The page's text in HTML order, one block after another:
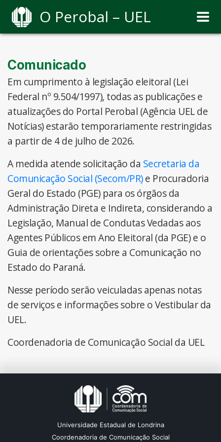
O Perobal – UEL
Comunicado
Em cumprimento à legislação eleitoral (Lei
Federal nº 9.504/1997), todas as publicações e
atualizações do Portal Perobal (Agência UEL de
Notícias) estarão temporariamente restringidas
a partir de 4 de julho de 2026.
A medida atende solicitação da Secretaria da
Comunicação Social (Secom/PR)e Procuradoria
Geral do Estado (PGE) para os órgãos da
Administração Direta e Indireta, considerando a
Legislação, Manual de Condutas Vedadas aos
Agentes Públicos em Ano Eleitoral (da PGE) e o
Guia de orientações sobre a Comunicação no
Estado do Paraná.
Nesse período serão veiculadas apenas notas
de serviços e informações sobre o Vestibular da
UEL.
Coordenadoria de Comunicação Social da UEL
Universidade Estadual de Londrina
Coordenadoria de Comunicação Social